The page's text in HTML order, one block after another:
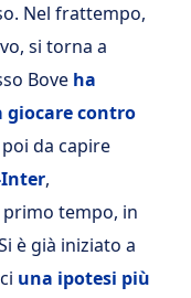
Nel frattempo,
si torna a
Bove ha
giocare contro
poi da capire
,
tempo, in
è già iniziato a
una ipotesi più